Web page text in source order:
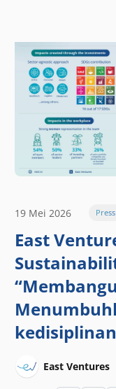
19 Mei 2026
East
East Ventures